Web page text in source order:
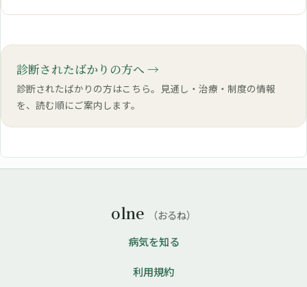
診断されたばかりの方へ
診断されたばかりの方はこちら。見通し・治療・制度の情報
を、読む順にご案内します。
olne （おるね）
病気を知る
利用規約